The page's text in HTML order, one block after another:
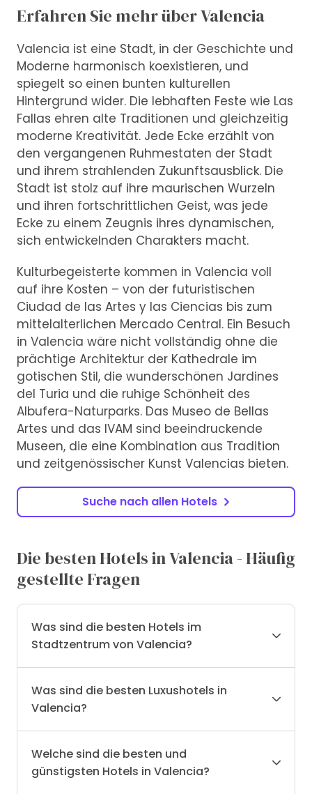
Erfahren Sie mehr über Valencia
Valencia ist eine Stadt, in der Geschichte und
Moderne harmonisch koexistieren, und
spiegelt so einen bunten kulturellen
Hintergrund wider. Die lebhaften Feste wie Las
Fallas ehren alte Traditionen und gleichzeitig
moderne Kreativität. Jede Ecke erzählt von
den vergangenen Ruhmestaten der Stadt
und ihrem strahlenden Zukunftsausblick. Die
Stadt ist stolz auf ihre maurischen Wurzeln
und ihren fortschrittlichen Geist, was jede
Ecke zu einem Zeugnis ihres dynamischen,
sich entwickelnden Charakters macht.
Kulturbegeisterte kommen in Valencia voll
auf ihre Kosten – von der futuristischen
Ciudad de las Artes y las Ciencias bis zum
mittelalterlichen Mercado Central. Ein Besuch
in Valencia wäre nicht vollständig ohne die
prächtige Architektur der Kathedrale im
gotischen Stil, die wunderschönen Jardines
del Turia und die ruhige Schönheit des
Albufera-Naturparks. Das Museo de Bellas
Artes und das IVAM sind beeindruckende
Museen, die eine Kombination aus Tradition
und zeitgenössischer Kunst Valencias bieten.
Suche nach allen Hotels
Die besten Hotels in Valencia - Häufig
gestellte Fragen
Was sind die besten Hotels im
Stadtzentrum von Valencia?
Was sind die besten Luxushotels in
Valencia?
Welche sind die besten und
günstigsten Hotels in Valencia?